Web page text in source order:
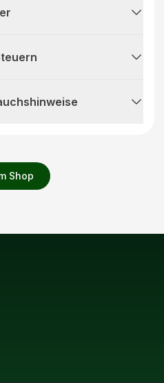
Shop